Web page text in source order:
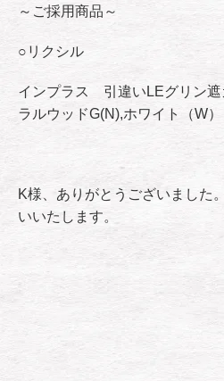
～ご採用商品～
○リクシル
インプラス 引違いLEグリン
ラルウッドG(N),ホワイト（W）
K様、ありがとうございました
いいたします。